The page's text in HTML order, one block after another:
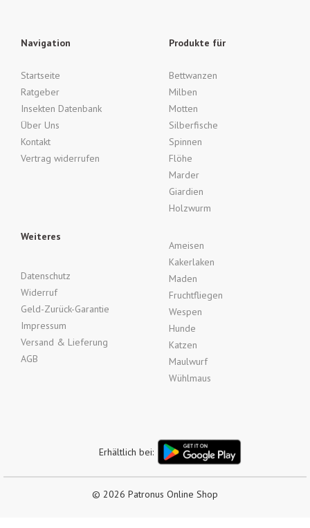
Navigation
Startseite
Ratgeber
Insekten Datenbank
Über Uns
Kontakt
Vertrag widerrufen
Produkte für
Bettwanzen
Milben
Motten
Silberfische
Spinnen
Flöhe
Marder
Giardien
Holzwurm
Weiteres
Datenschutz
Widerruf
Geld-Zurück-Garantie
Impressum
Versand & Lieferung
AGB
Ameisen
Kakerlaken
Maden
Fruchtfliegen
Wespen
Hunde
Katzen
Maulwurf
Wühlmaus
© 2026 Patronus Online Shop
Erhältlich bei: